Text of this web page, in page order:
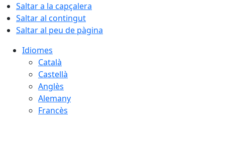
Saltar a la capçalera
Saltar al contingut
Saltar al peu de pàgina
Idiomes
Català
Castellà
Anglès
Alemany
Francès